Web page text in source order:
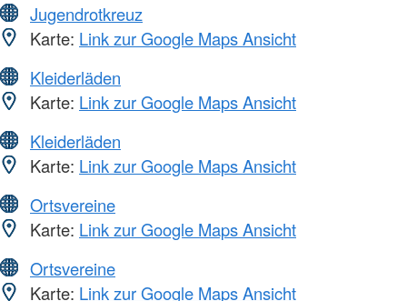
Jugendrotkreuz
Karte: Link zur Google Maps Ansicht
Kleiderläden
Karte: Link zur Google Maps Ansicht
Kleiderläden
Karte: Link zur Google Maps Ansicht
Ortsvereine
Karte: Link zur Google Maps Ansicht
Ortsvereine
Karte: Link zur Google Maps Ansicht